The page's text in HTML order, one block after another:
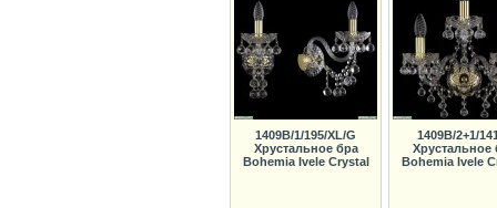
1409B/1/195/XL/G
Хрустальное бра
Bohemia Ivele Crystal
1409B/2+1/
Хрустальное
Bohemia Ivele